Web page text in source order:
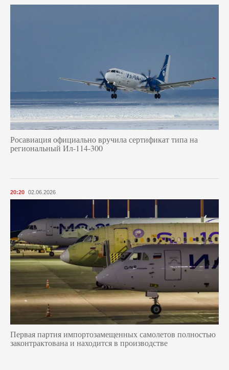
Росавиация официально вручила сертификат типа на
региональный Ил-114-300
20:20 02.06.2026
Первая партия импортозамещенных самолетов полностью
законтрактована и находится в производстве